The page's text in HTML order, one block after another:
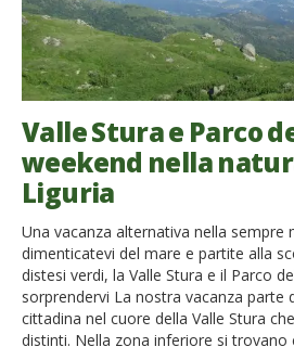
Valle Stura e Parco
weekend nella
Liguria
Una vacanza alternativa nella sempre
dimenticatevi del mare e partite alla
distesi verdi, la Valle Stura e il Parco
sorprendervi La nostra vacanza parte
cittadina nel cuore della Valle Stura
distinti. Nella zona inferiore si